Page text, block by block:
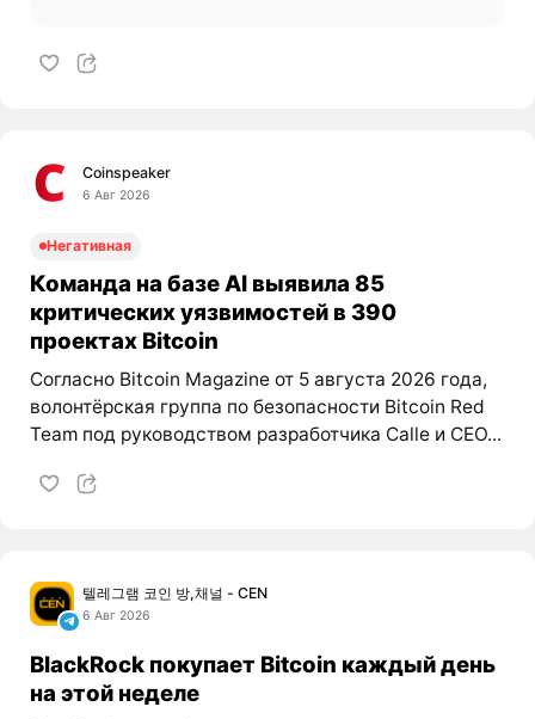
Coinspeaker
6 Авг 2026
Негативная
Команда на базе AI выявила 85
критических уязвимостей в 390
проектах Bitcoin
Согласно Bitcoin Magazine от 5 августа 2026 года,
волонтёрская группа по безопасности Bitcoin Red
Team под руководством разработчика Calle и CEO...
텔레그램 코인 방,채널 - CEN
6 Авг 2026
BlackRock покупает Bitcoin каждый день
на этой неделе